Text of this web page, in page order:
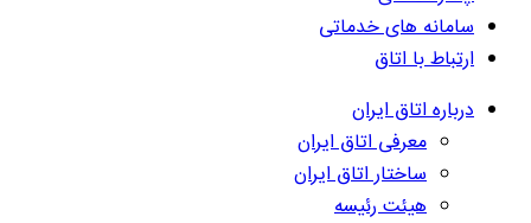
سامانه های خدماتی
ارتباط با اتاق
درباره اتاق ایران
معرفی اتاق ایران
ساختار اتاق ایران
هیئت رئیسه